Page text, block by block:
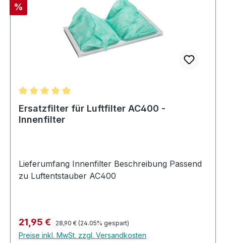
Rabatt
%
Durchschnittliche Bewertung von 5 von 5 Sternen
Ersatzfilter für Luftfilter AC400 -
Innenfilter
Lieferumfang Innenfilter Beschreibung Passend
zu Luftentstauber AC400
Verkaufspreis:
21,95 € Regulärer Preis:
28,90 € (24.05% gespart)
Preise inkl. MwSt. zzgl. Versandkosten